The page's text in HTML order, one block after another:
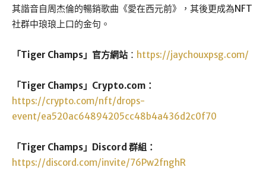
其諧音自周杰倫的暢銷歌曲《愛在西元前》，其後更成為NFT
社群中琅琅上口的金句。
「Tiger Champs」官方網站 ： https://jaychouxpsg.com/
「Tiger Champs」Crypto.com：
https://crypto.com/nft/drops-
event/ea520ac64894205cc48b4a436d2c0f70
「Tiger Champs」Discord 群組：
https://discord.com/invite/76Pw2fnghR